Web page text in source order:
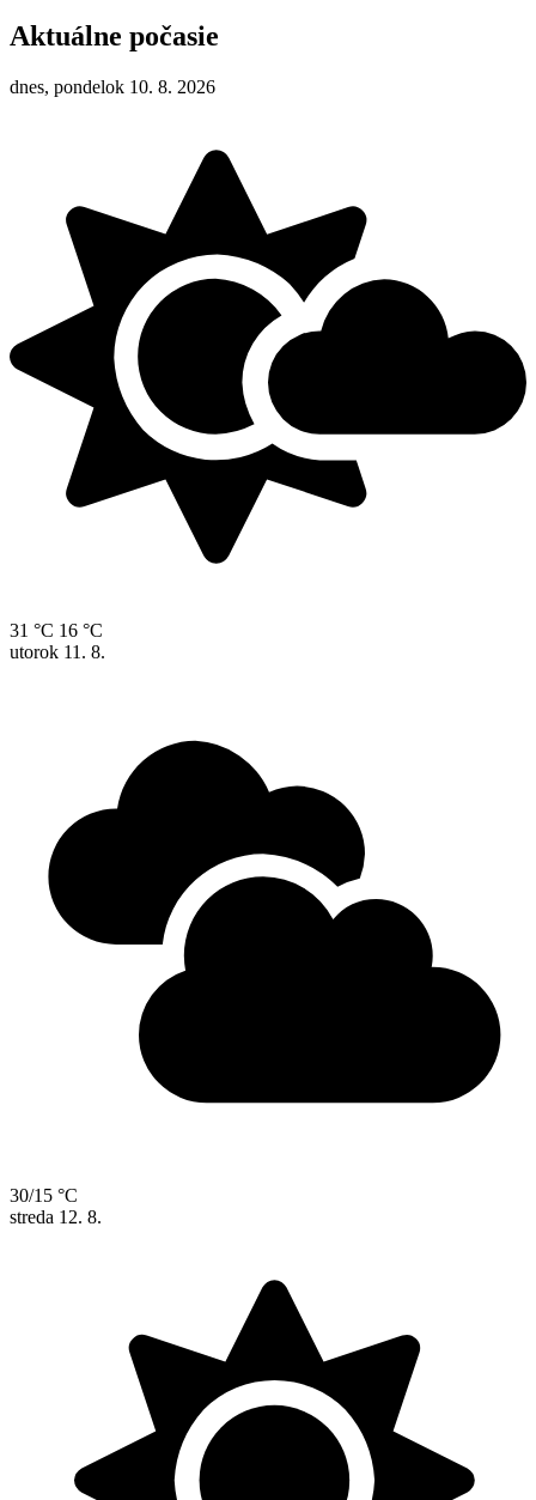
Aktuálne počasie
dnes, pondelok 10. 8. 2026
31 °C 16 °C
utorok 11. 8.
30/15 °C
streda 12. 8.